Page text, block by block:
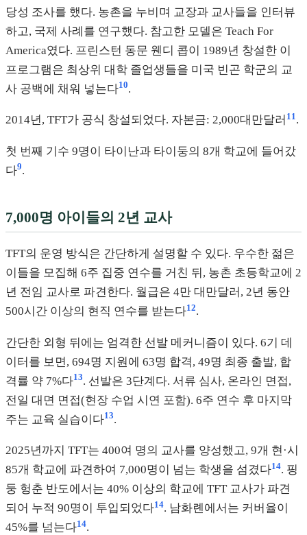
당성 조사를 했다. 농촌을 누비며 교장과 교사들을 인터뷰
하고, 국제 사례를 연구했다. 참고한 모델은 Teach For
America였다. 프린스턴 동문 웬디 콥이 1989년 창설한 이
프로그램은 최상위 대학 졸업생들을 미국 빈곤 학군의 교
사 공백에 채워 넣는다10.
2014년, TFT가 공식 창설되었다. 자본금: 2,000대만달러 11 .
첫 번째 기수 9명이 타이난과 타이둥의 8개 학교에 들어갔
다9.
7,000명 아이들의 2년 교사
TFT의 운영 방식은 간단하게 설명할 수 있다. 우수한 젊은
이들을 모집해 6주 집중 연수를 거친 뒤, 농촌 초등학교에 2
년 전임 교사로 파견한다. 월급은 4만 대만달러, 2년 동안
500시간 이상의 현직 연수를 받는다12.
간단한 외형 뒤에는 엄격한 선발 메커니즘이 있다. 6기 데
이터를 보면, 694명 지원에 63명 합격, 49명 최종 출발, 합
격률 약 7%다13. 선발은 3단계다. 서류 심사, 온라인 면접,
전일 대면 면접(현장 수업 시연 포함). 6주 연수 후 마지막
주는 교육 실습이다13.
2025년까지 TFT는 400여 명의 교사를 양성했고, 9개 현·시
85개 학교에 파견하여 7,000명이 넘는 학생을 섬겼다14. 핑
둥 헝춘 반도에서는 40% 이상의 학교에 TFT 교사가 파견
되어 누적 90명이 투입되었다14. 남화롄에서는 커버율이
45%를 넘는다14.